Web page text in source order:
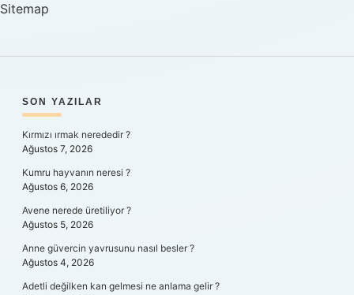
Sitemap
SIDEBAR
SON YAZILAR
Kırmızı ırmak nerededir ?
Ağustos 7, 2026
Kumru hayvanın neresi ?
Ağustos 6, 2026
Avene nerede üretiliyor ?
Ağustos 5, 2026
Anne güvercin yavrusunu nasıl besler ?
Ağustos 4, 2026
Adetli değilken kan gelmesi ne anlama gelir ?